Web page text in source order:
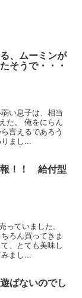
、ムーミンが
そうで・・・
い息子は、相当
た。 俺をにらん
言えるであろう
まし...
！！ 給付型
ていました。
ろん買ってきま
、とても美味し
まし...
ばないのでし